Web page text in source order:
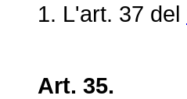
1. L'art. 37 del
Art. 35.